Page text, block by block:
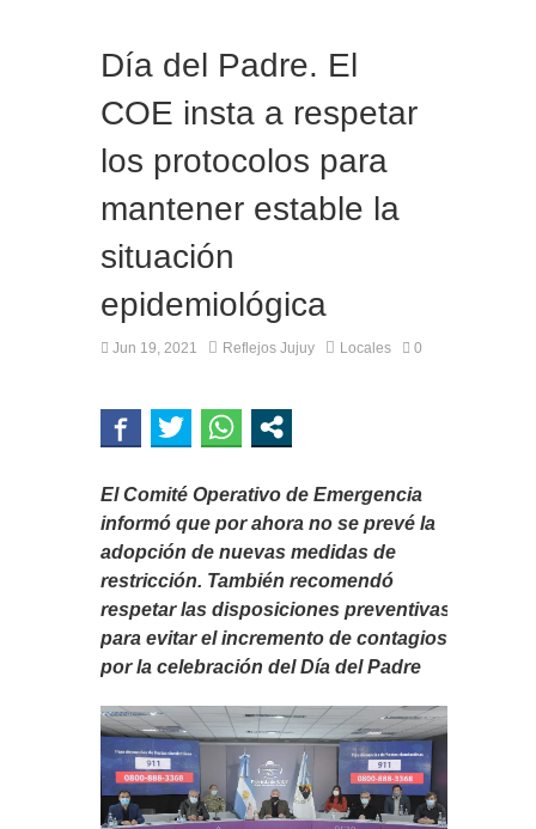
Día del Padre. El
COE insta a respetar
los protocolos para
mantener estable la
situación
epidemiológica
Jun 19, 2021 Reflejos Jujuy Locales 0
El Comité Operativo de Emergencia
informó que por ahora no se prevé la
adopción de nuevas medidas de
restricción. También recomendó
respetar las disposiciones preventivas
para evitar el incremento de contagios
por la celebración del Día del Padre